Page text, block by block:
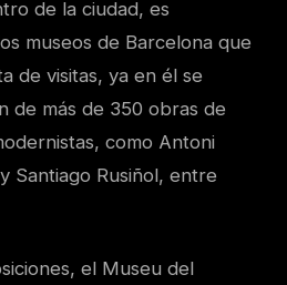
de la ciudad, es
museos de Barcelona que
de visitas, ya en él se
de más de 350 obras de
como Antoni
Santiago Rusiñol, entre
el Museu del